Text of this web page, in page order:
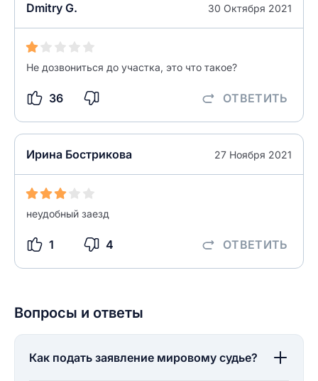
Dmitry G. 30 Октября 2021
Не дозвониться до участка, это что такое?
36 ОТВЕТИТЬ
Ирина Бострикова 27 Ноября 2021
неудобный заезд
1 4 ОТВЕТИТЬ
Вопросы и ответы
Как подать заявление мировому судье?